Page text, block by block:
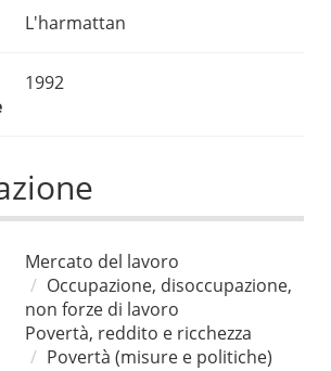
L'harmattan
1992
Mercato del lavoro
Occupazione, disoccupazione,
non forze di lavoro
Povertà, reddito e ricchezza
Povertà (misure e politiche)